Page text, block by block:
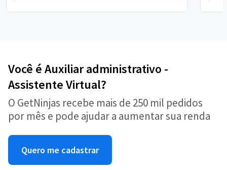
Você é Auxiliar administrativo -
Assistente Virtual?
O GetNinjas recebe mais de 250 mil pedidos
por mês e pode ajudar a aumentar sua renda
Quero me cadastrar